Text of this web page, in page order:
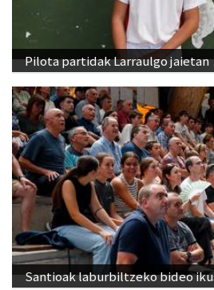
Pilota partidak Larraulgo jaietan
Santioak laburbiltzeko bideo